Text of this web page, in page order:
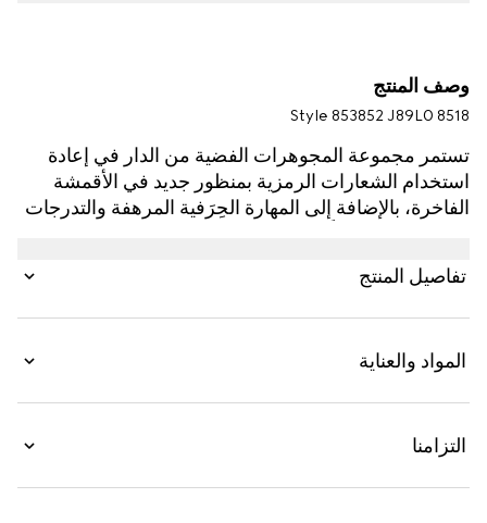
وصف المنتج
Style ‎853852 J89L0 8518
تستمر مجموعة المجوهرات الفضية من الدار في إعادة
استخدام الشعارات الرمزية بمنظور جديد في الأقمشة
الفاخرة، بالإضافة إلى المهارة الحِرَفية المرهفة والتدرجات
تفاصيل المنتج
المواد والعناية
التزامنا